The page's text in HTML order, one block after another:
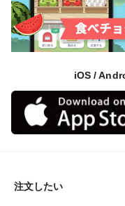
iOS /
注文したい